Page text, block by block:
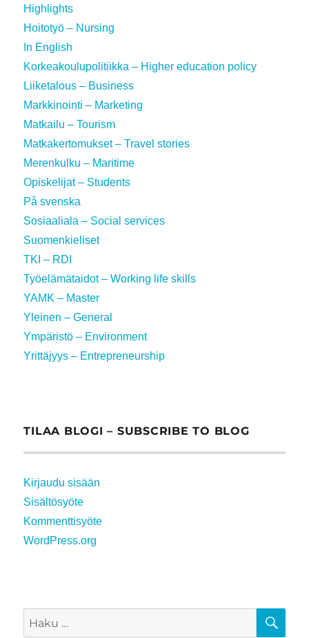
Highlights
Hoitotyö – Nursing
In English
Korkeakoulupolitiikka – Higher education policy
Liiketalous – Business
Markkinointi – Marketing
Matkailu – Tourism
Matkakertomukset – Travel stories
Merenkulku – Maritime
Opiskelijat – Students
På svenska
Sosiaaliala – Social services
Suomenkieliset
TKI – RDI
Työelämätaidot – Working life skills
YAMK – Master
Yleinen – General
Ympäristö – Environment
Yrittäjyys – Entrepreneurship
TILAA BLOGI – SUBSCRIBE TO BLOG
Kirjaudu sisään
Sisältösyöte
Kommenttisyöte
WordPress.org
Etsi: